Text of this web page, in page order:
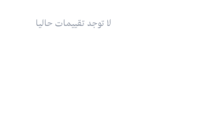
لا توجد تقييمات حاليا